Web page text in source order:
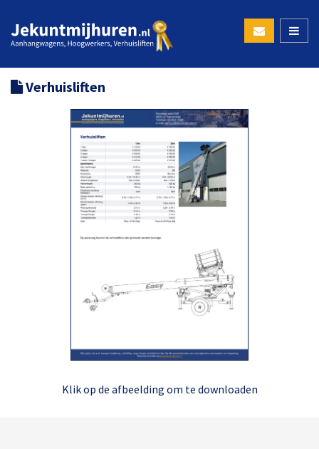
Verhuisliften
Klik op de afbeelding om te downloaden